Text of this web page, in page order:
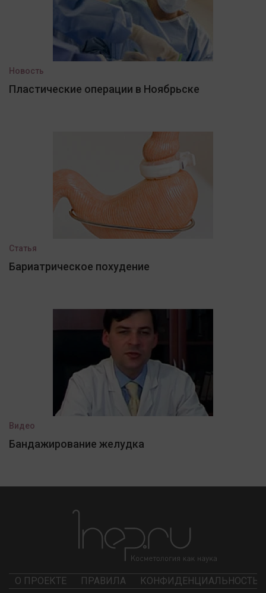
Новость
Пластические операции в Ноябрьске
Статья
Бариатрическое похудение
Видео
Бандажирование желудка
О ПРОЕКТЕ ПРАВИЛА КОНФИДЕНЦИАЛЬНОСТЬ